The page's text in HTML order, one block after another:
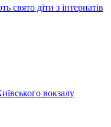
свято діти з інтернатів
вокзалу